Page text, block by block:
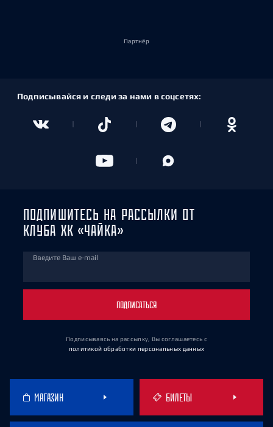
Партнёр
Подписывайся и следи за нами в соцсетях:
ПОДПИШИТЕСЬ НА РАССЫЛКИ ОТ
КЛУБА ХК «ЧАЙКА»
Введите Ваш e-mail
ПОДПИСАТЬСЯ
Подписываясь на рассылку, Вы соглашаетесь с
политикой обработки персональных данных
МАГАЗИН БИЛЕТЫ